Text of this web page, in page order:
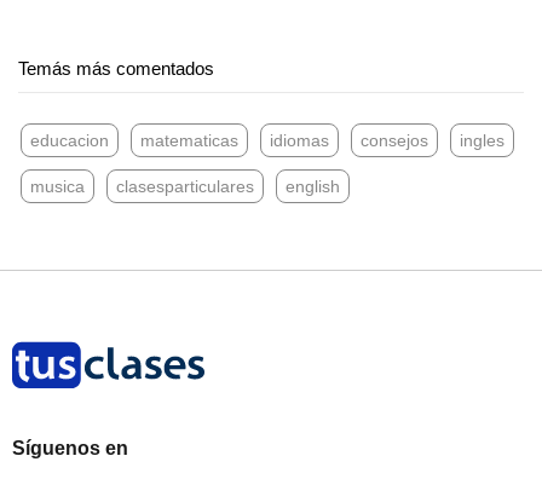
Temás más comentados
educacion matematicas idiomas consejos ingles
musica clasesparticulares english
Síguenos en